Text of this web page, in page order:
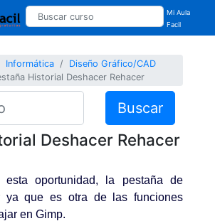
Mi Aula
Facil
Informática
Diseño Gráfico/CAD
Historial Deshacer Rehacer
Buscar
Deshacer Rehacer
oportunidad, la pestaña de
ya que es otra de las funciones
en Gimp.